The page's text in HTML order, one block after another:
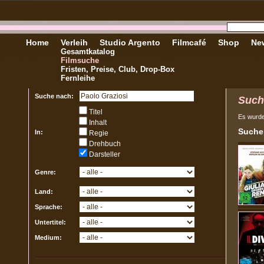
Home Verleih
Gesamtkatalog
Filmsuche
Fristen, Preise, Club, Drop-Box
Fernleihe
Studio Argento Filmcafé Shop
Suche nach:
In:
Titel
Inhalt
Regie
Drehbuch
Darsteller
Genre:
Land:
Sprache:
Untertitel:
Medium:
Es